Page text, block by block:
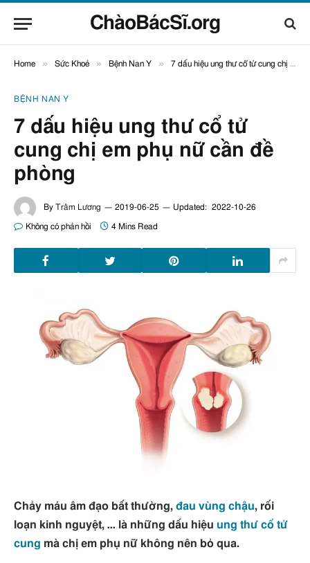
ChàoBácSĩ.org
Home » Sức Khoẻ » Bệnh Nan Y » 7 dấu hiệu ung thư cổ tử cung chị em phụ nữ cần đề phòng
BỆNH NAN Y
7 dấu hiệu ung thư cổ tử
cung chị em phụ nữ cần đề
phòng
By Trâm Lương 2019-06-25 Updated: 2022-10-26
Không có phản hồi 4 Mins Read
Chảy máu âm đạo bất thường, đau vùng chậu, rối
loạn kinh nguyệt, … là những dấu hiệu ung thư cổ tử
cung mà chị em phụ nữ không nên bỏ qua.